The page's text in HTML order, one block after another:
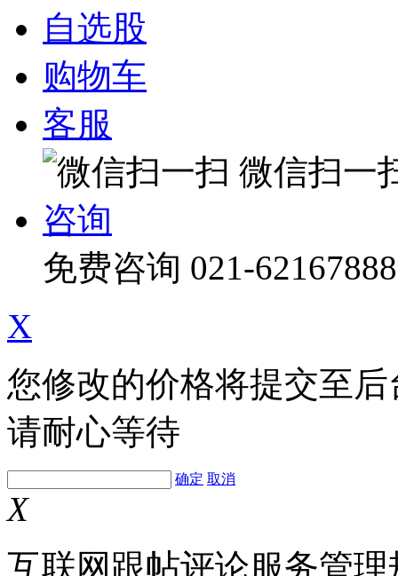
自选股
购物车
客服
微信扫一
咨询
免费咨询 021-62167888
X
您修改的价格将提交至
请耐心等待
确定 取消
X
互联网跟帖评论服务管理